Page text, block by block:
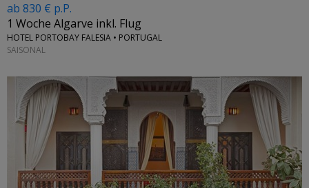
ab 830 € p.P.
1 Woche Algarve inkl. Flug
HOTEL PORTOBAY FALESIA • PORTUGAL
SAISONAL